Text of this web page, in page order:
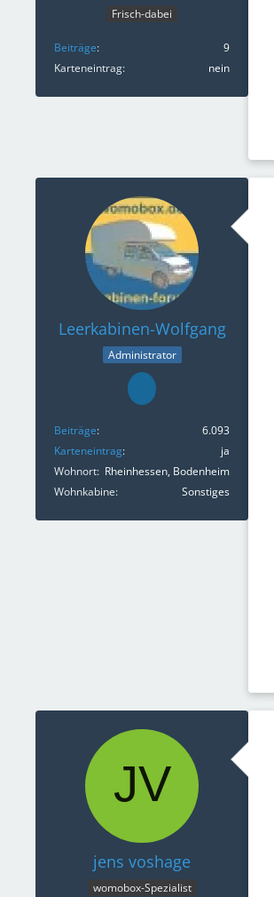
Frisch-dabei
Beiträge
9
Karteneintrag
nein
Leerkabinen-Wolfgang
Administrator
Beiträge
6.093
Karteneintrag
ja
Wohnort Rheinhessen, Bodenheim
Wohnkabine
Sonstiges
jens voshage
womobox-Spezialist